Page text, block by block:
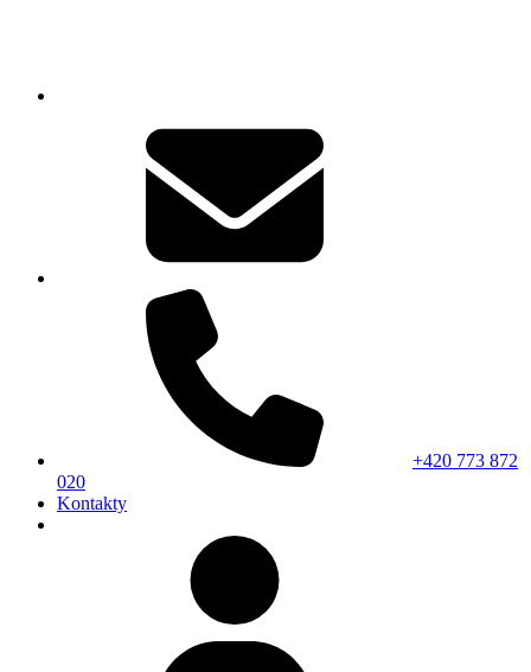
+420 773 872
020
Kontakty